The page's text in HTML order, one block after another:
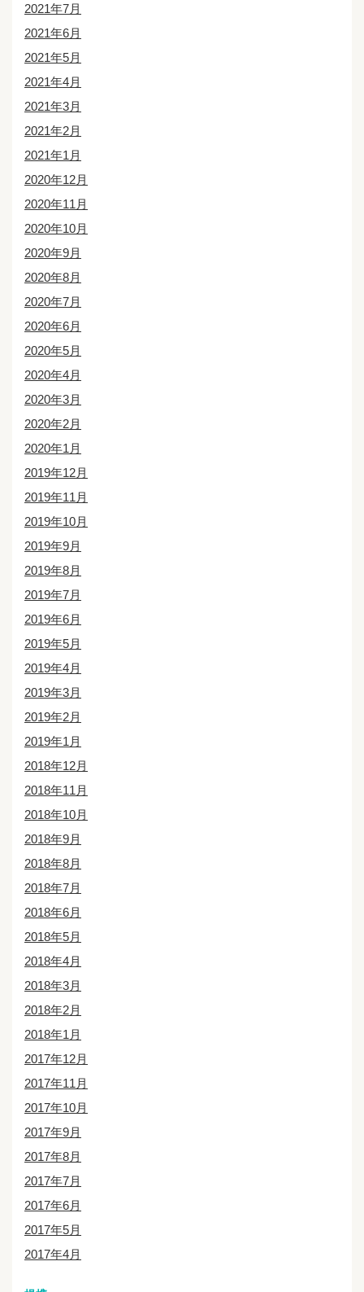
2021年7月
2021年6月
2021年5月
2021年4月
2021年3月
2021年2月
2021年1月
2020年12月
2020年11月
2020年10月
2020年9月
2020年8月
2020年7月
2020年6月
2020年5月
2020年4月
2020年3月
2020年2月
2020年1月
2019年12月
2019年11月
2019年10月
2019年9月
2019年8月
2019年7月
2019年6月
2019年5月
2019年4月
2019年3月
2019年2月
2019年1月
2018年12月
2018年11月
2018年10月
2018年9月
2018年8月
2018年7月
2018年6月
2018年5月
2018年4月
2018年3月
2018年2月
2018年1月
2017年12月
2017年11月
2017年10月
2017年9月
2017年8月
2017年7月
2017年6月
2017年5月
2017年4月